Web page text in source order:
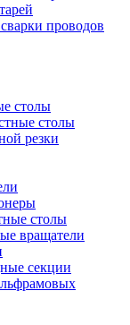
проводов
столы
столы
резки
столы
вращатели
секции